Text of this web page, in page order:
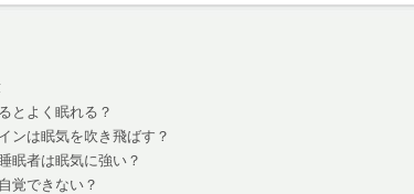
とよく眠れる？
ンは眠気を吹き飛ばす？
眠者は眠気に強い？
覚できない？